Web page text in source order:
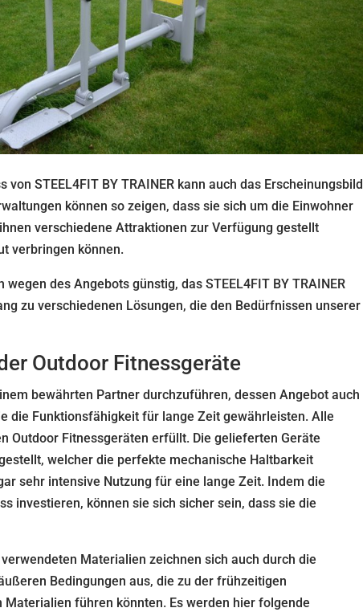
STEEL4FIT BY TRAINER kann auch das Erscheinungsbild
können so zeigen, dass sie sich um die Einwohner
verschiedene Attraktionen zur Verfügung gestellt
verbringen können.
des Angebots günstig, das STEEL4FIT BY TRAINER
zu verschiedenen Lösungen, die den Bedürfnissen unserer
Outdoor Fitnessgeräte
bewährten Partner durchzuführen, dessen Angebot auch
die Funktionsfähigkeit für lange Zeit gewährleisten. Alle
Outdoor Fitnessgeräten erfüllt. Die gelieferten Geräte
welcher die perfekte mechanische Haltbarkeit
sehr intensive Nutzung für eine lange Zeit. Indem die
investieren, können sie sich sicher sein, dass sie die
Materialien zeichnen sich auch durch die
Bedingungen aus, die zu der frühzeitigen
führen könnten. Es werden hier folgende